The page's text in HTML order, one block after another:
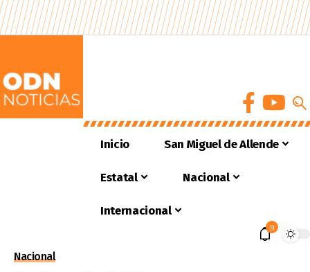
Inicio San Miguel de Allende
Estatal Nacional
Internacional
9
Nacional